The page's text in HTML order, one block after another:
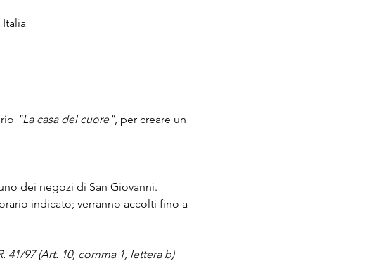
Italia
"La casa del cuore", per creare un
dei negozi di San Giovanni.
indicato; verranno accolti fino a
41/97 (Art. 10, comma 1, lettera b)